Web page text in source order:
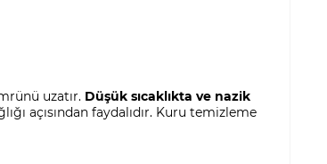
uzatır. Düşük sıcaklıkta ve nazik
açısından faydalıdır. Kuru temizleme